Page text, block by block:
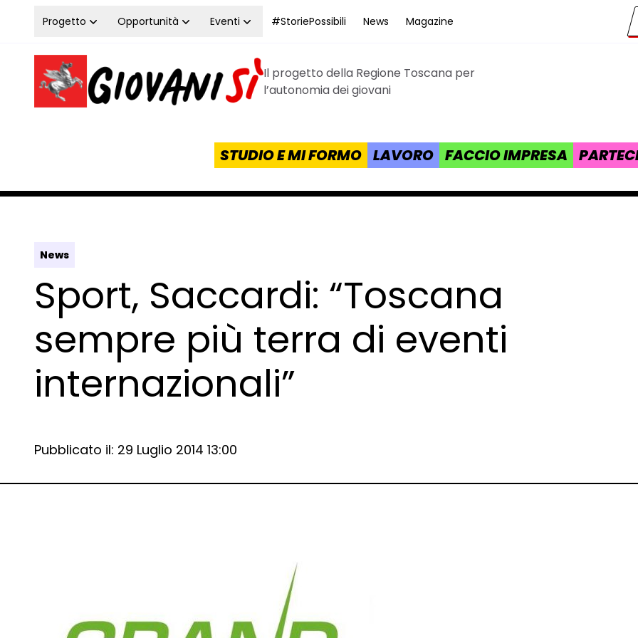
Vai al contenuto
Progetto Opportunità Eventi #StoriePossibili News Magazine
Homepage Giovanisì - Progetto della Regione Toscana
Il progetto della Regione Toscana per
l’autonomia dei giovani
STUDIO E MI FORMO LAVORO FACCIO IMPRESA
News
Sport, Saccardi: “Toscana
sempre più terra di eventi
internazionali”
Data e ora:
Pubblicato il: 29 Luglio 2014 13:00